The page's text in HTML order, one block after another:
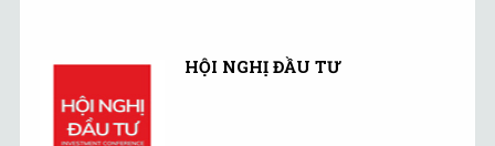
HỘI NGHỊ ĐẦU TƯ